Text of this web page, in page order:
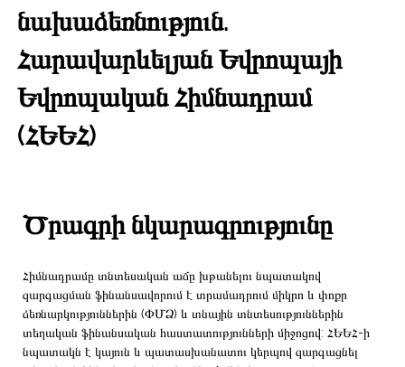
նախաձեռնություն.
Հարավարևելյան Եվրոպայի
Եվրոպական Հիմնադրամ
(ՀԵԵՀ)
Ծրագրի նկարագրությունը
Հիմնադրամը տնտեսական աճը խթանելու նպատակով
զարգացման ֆինանսավորում է տրամադրում միկրո և փոքր
ձեռնարկություններին (ՓՄՁ) և տնային տնտեսություններին
տեղական ֆինանսական հաստատությունների միջոցով: ՀԵԵՀ-ի
նպատակն է կայուն և պատասխանատու կերպով զարգացնել